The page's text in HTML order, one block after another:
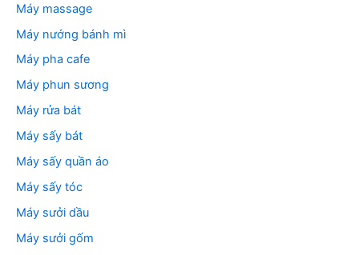
Máy massage
Máy nướng bánh mì
Máy pha cafe
Máy phun sương
Máy rửa bát
Máy sấy bát
Máy sấy quần áo
Máy sấy tóc
Máy sưởi dầu
Máy sưởi gốm